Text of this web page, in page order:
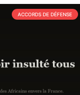
ACCORDS DE DÉFENSE